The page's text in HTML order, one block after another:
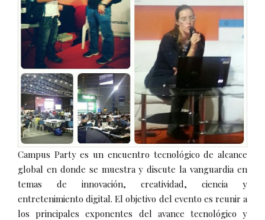
Campus Party es un encuentro tecnológico de alcance
global en donde se muestra y discute la vanguardia en
temas de innovación, creatividad, ciencia y
entretenimiento digital. El objetivo del evento es reunir a
los principales exponentes del avance tecnológico y